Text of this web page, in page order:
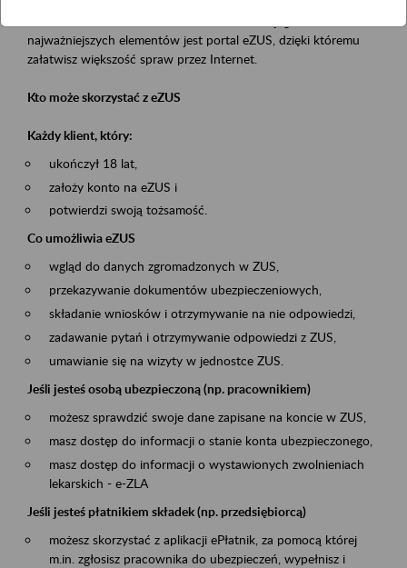
najważniejszych elementów jest portal eZUS, dzięki któremu
załatwisz większość spraw przez Internet.
Kto może skorzystać z eZUS
Każdy klient, który:
ukończył 18 lat,
założy konto na eZUS i
potwierdzi swoją tożsamość.
Co umożliwia eZUS
wgląd do danych zgromadzonych w ZUS,
przekazywanie dokumentów ubezpieczeniowych,
składanie wniosków i otrzymywanie na nie odpowiedzi,
zadawanie pytań i otrzymywanie odpowiedzi z ZUS,
umawianie się na wizyty w jednostce ZUS.
Jeśli jesteś osobą ubezpieczoną (np. pracownikiem)
możesz sprawdzić swoje dane zapisane na koncie w ZUS,
masz dostęp do informacji o stanie konta ubezpieczonego,
masz dostęp do informacji o wystawionych zwolnieniach
lekarskich - e-ZLA
Jeśli jesteś płatnikiem składek (np. przedsiębiorcą)
możesz skorzystać z aplikacji ePłatnik, za pomocą której
m.in. zgłosisz pracownika do ubezpieczeń, wypełnisz i